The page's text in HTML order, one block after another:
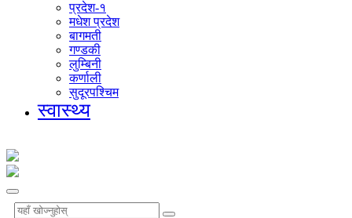
प्रदेश-१
मधेश प्रदेश
बागमती
गण्डकी
लुम्बिनी
कर्णाली
सुदूरपश्चिम
स्वास्थ्य